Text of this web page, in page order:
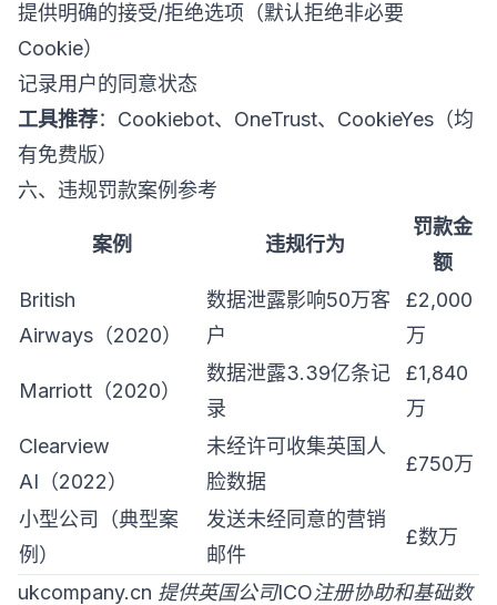
提供明确的接受/拒绝选项（默认拒绝非必要
Cookie）
记录用户的同意状态
工具推荐：Cookiebot、OneTrust、CookieYes（均
有免费版）
六、违规罚款案例参考
案例 违规行为
罚款金
额
British
Airways（2020）
数据泄露影响50万客
户
£2,000
万
Marriott（2020）
数据泄露3.39亿条记
录
£1,840
万
Clearview
AI（2022）
未经许可收集英国人
脸数据
£750万
小型公司（典型案
例）
发送未经同意的营销
邮件
£数万
ukcompany.cn 提供英国公司ICO注册协助和基础数